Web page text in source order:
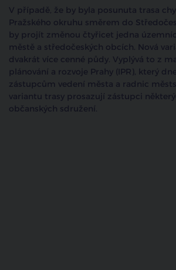
V případě, že by byla posunuta trasa
Pražského okruhu směrem do
by projít změnou čtyřicet jedna
městě a středočeských obcích. Nová
dvakrát více cenné půdy. Vyplývá to z
plánování a rozvoje Prahy (IPR), který
zástupcům vedení města a radnic
variantu trasy prosazují zástupci
občanských sdružení.